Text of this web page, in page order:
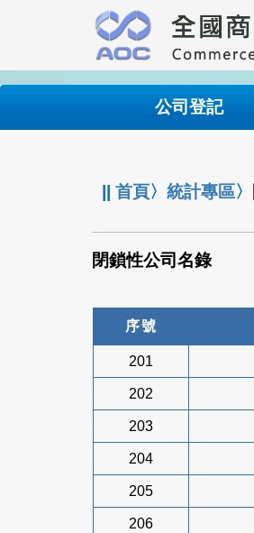
要
內
公司登記
||首頁〉統計專區〉
閉鎖性公司名錄
序號
201
202
203
204
205
206